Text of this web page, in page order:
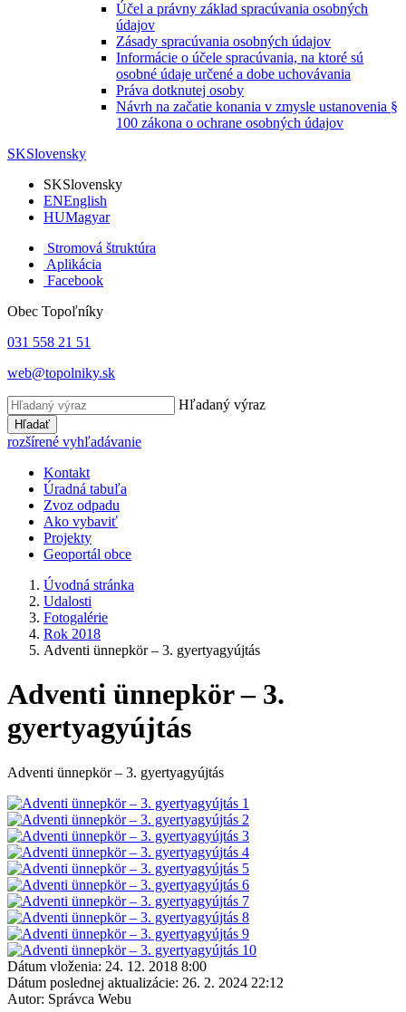
Účel a právny základ spracúvania osobných
údajov
Zásady spracúvania osobných údajov
Informácie o účele spracúvania, na ktoré sú
osobné údaje určené a dobe uchovávania
Práva dotknutej osoby
Návrh na začatie konania v zmysle ustanovenia §
100 zákona o ochrane osobných údajov
SKSlovensky
SKSlovensky
ENEnglish
HUMagyar
Stromová štruktúra
Aplikácia
Facebook
Obec Topoľníky
031 558 21 51
web@topolniky.sk
Hľadaný výraz
Hľadať
rozšírené vyhľadávanie
Kontakt
Úradná tabuľa
Zvoz odpadu
Ako vybaviť
Projekty
Geoportál obce
Úvodná stránka
Udalosti
Fotogalérie
Rok 2018
Adventi ünnepkör – 3. gyertyagyújtás
Adventi ünnepkör – 3.
gyertyagyújtás
Adventi ünnepkör – 3. gyertyagyújtás
Dátum vloženia: 24. 12. 2018 8:00
Dátum poslednej aktualizácie: 26. 2. 2024 22:12
Autor: Správca Webu